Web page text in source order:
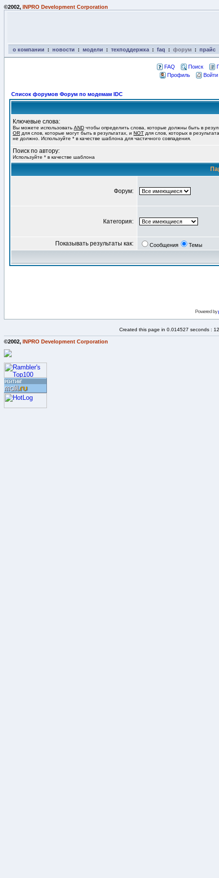
©2002, INPRO Development Corporation
о компании : новости : модели : техподдержка : faq : форум : прайс
FAQ Поиск
Профиль
Список форумов Форум по модемам IDC
Ключевые слова:
Вы можете использовать AND чтобы определить слова, которые должны быть в
OR для слов, которые могут быть в результатах, и NOT для слов, которых в
не должно. Используйте * в качестве шаблона для частичного совпадения.
Поиск по автору:
Используйте * в качестве шаблона
Форум:
Категория:
Показывать результаты как: Сообщения Темы
Powered by
Created this page in 0.014527 seconds :
©2002, INPRO Development Corporation